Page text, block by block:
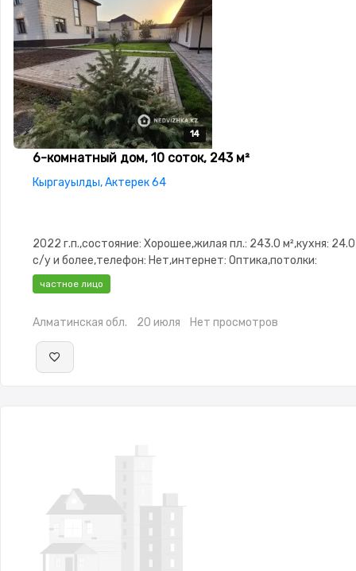
14
14
14
14
14
6-комнатный дом, 10 соток, 243 м²
Кыргауылды, Актерек 64
2022 г.п.,состояние: Хорошее,жилая пл.: 243.0 м²,кухня:
с/у и более,телефон: Нет,интернет: Оптика,потолки:
3.0,Видеонаблюдение,Навес,Баня,Сад,Хозпостройки
частное лицо
Алматинская обл. 20 июля Нет просмотров